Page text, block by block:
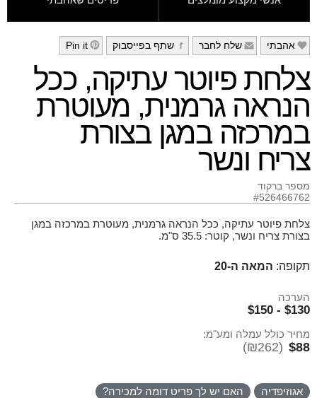
e אהבתי f שלח לחבר g שתף בפייסבוק h
Pin it
צלחת פיוטר עתיקה, ככל
הנראה גרמנית, מעוטרת
במרכזה במגן בצורת
צריח ונשר
מספר ברקוד
#526466762
צלחת פיוטר עתיקה, ככל הנראה גרמנית, מעוטרת במרכזה במגן
בצורת צריח ונשר, קוטר: 35.5 ס"מ.
תקופה: המאה ה-20
הערכה
$130 - $150
מחיר כולל עמלה ומע"מ:
$88
(₪262)
אגוזיפדיה האם יש לך פריט דומה למכירה?